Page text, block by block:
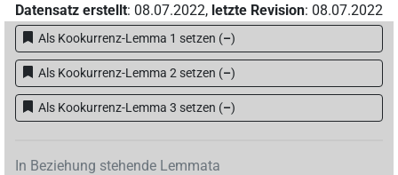
Datensatz erstellt: 08.07.2022, letzte Revision: 08.07.2022
Als Kookurrenz-Lemma 1 setzen (–)
Als Kookurrenz-Lemma 2 setzen (–)
Als Kookurrenz-Lemma 3 setzen (–)
In Beziehung stehende Lemmata